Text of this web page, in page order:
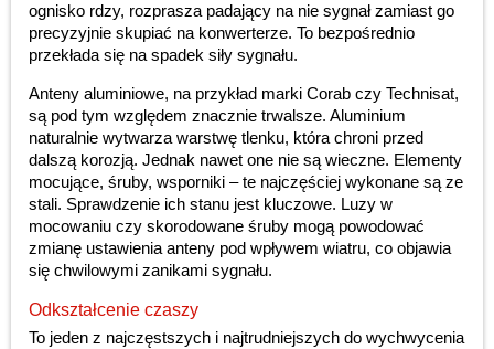
ognisko rdzy, rozprasza padający na nie sygnał zamiast go
precyzyjnie skupiać na konwerterze. To bezpośrednio
przekłada się na spadek siły sygnału.
Anteny aluminiowe, na przykład marki Corab czy Technisat,
są pod tym względem znacznie trwalsze. Aluminium
naturalnie wytwarza warstwę tlenku, która chroni przed
dalszą korozją. Jednak nawet one nie są wieczne. Elementy
mocujące, śruby, wsporniki – te najczęściej wykonane są ze
stali. Sprawdzenie ich stanu jest kluczowe. Luzy w
mocowaniu czy skorodowane śruby mogą powodować
zmianę ustawienia anteny pod wpływem wiatru, co objawia
się chwilowymi zanikami sygnału.
Odkształcenie czaszy
To jeden z najczęstszych i najtrudniejszych do wychwycenia